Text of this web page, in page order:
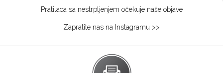
Pratilaca sa nestrpljenjem očekuje naše objave
Zapratite nas na Instagramu >>